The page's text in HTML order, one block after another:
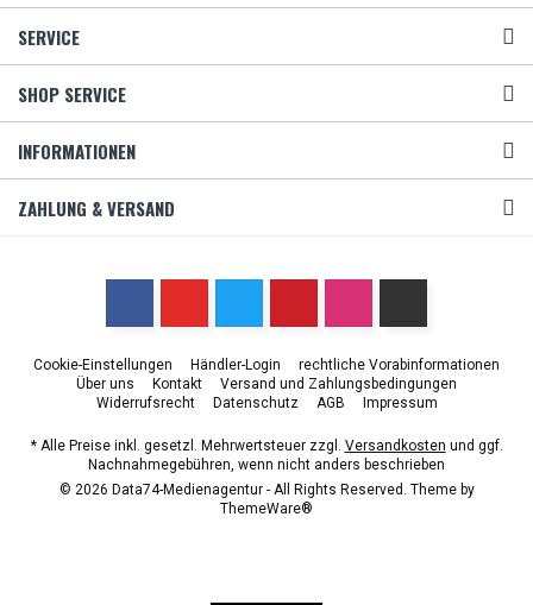
SERVICE
SHOP SERVICE
INFORMATIONEN
ZAHLUNG & VERSAND
Cookie-Einstellungen Händler-Login
rechtliche Vorabinformationen
Über uns
Kontakt
Versand und Zahlungsbedingungen
Widerrufsrecht
Datenschutz AGB Impressum
* Alle Preise inkl. gesetzl. Mehrwertsteuer zzgl. Versandkosten und ggf.
Nachnahmegebühren, wenn nicht anders beschrieben
© 2026 Data74-Medienagentur - All Rights Reserved. Theme by
ThemeWare®